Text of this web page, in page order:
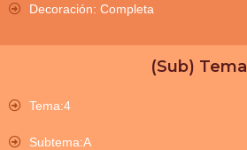
Decoración: Completa
(Sub) Tema
Tema:4
Subtema:A